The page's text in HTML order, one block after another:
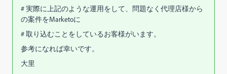
# 実際に上記のような運用をして、問題なく代理店様から
の案件をMarketoに
# 取り込むことをしているお客様がいます。
参考になれば幸いです。
大里